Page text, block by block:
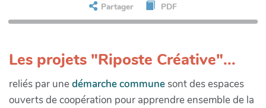
Partager
PDF